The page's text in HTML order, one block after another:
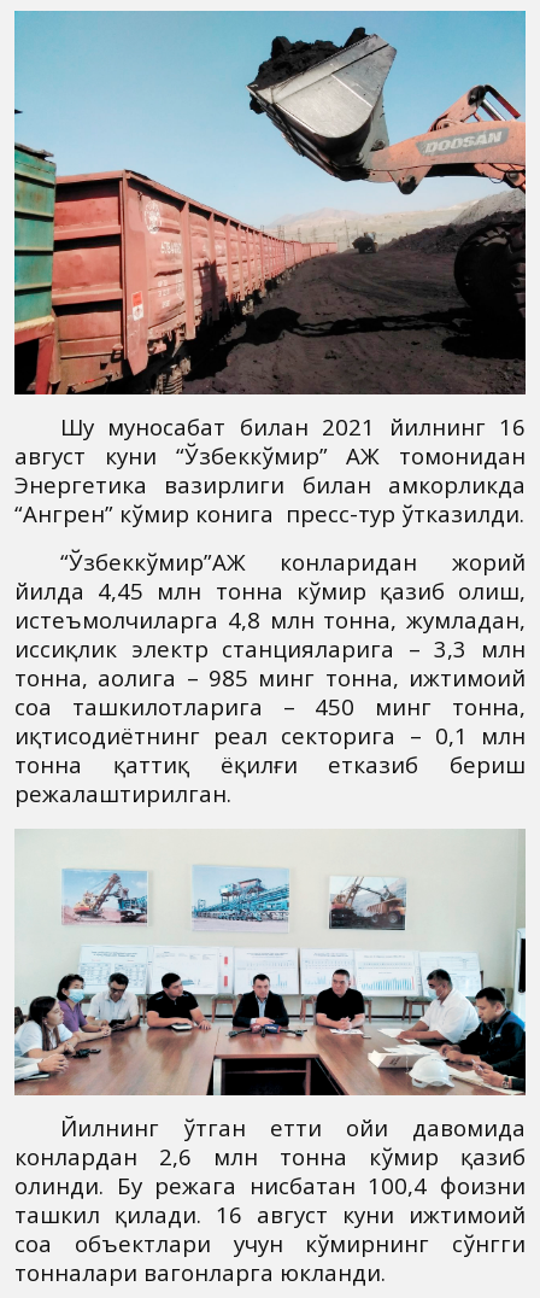
Шу муносабат билан 2021 йилнинг 16
август куни “Ўзбеккўмир” АЖ томонидан
Энергетика вазирлиги билан ҳамкорликда
“Ангрен” кўмир конига пресс-тур ўтказилди.
“Ўзбеккўмир”АЖ конларидан жорий
йилда 4,45 млн тонна кўмир қазиб олиш,
истеъмолчиларга 4,8 млн тонна, жумладан,
иссиқлик электр станцияларига – 3,3 млн
тонна, аҳолига – 985 минг тонна, ижтимоий
соҳа ташкилотларига – 450 минг тонна,
иқтисодиётнинг реал секторига – 0,1 млн
тонна қаттиқ ёқилғи етказиб бериш
режалаштирилган.
Йилнинг ўтган етти ойи давомида
конлардан 2,6 млн тонна кўмир қазиб
олинди. Бу режага нисбатан 100,4 фоизни
ташкил қилади. 16 август куни ижтимоий
соҳа объектлари учун кўмирнинг сўнгги
тонналари вагонларга юкланди.